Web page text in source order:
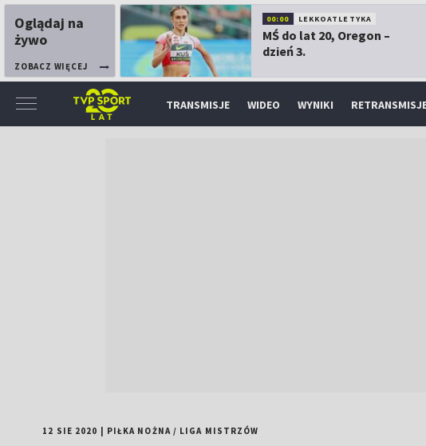
Oglądaj na
żywo
ZOBACZ WIĘCEJ
00:00 LEKKOATLETYKA
MŚ do lat 20, Oregon –
dzień 3.
TRANSMISJE WIDEO WYNIKI
12 SIE 2020 PIŁKA NOŻNA/ LIGA MISTRZÓW